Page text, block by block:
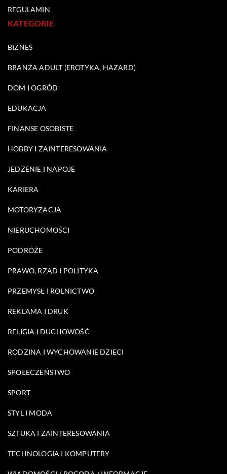
REGULAMIN
KATEGORIE
BIZNES
BRANŻA ADULT (EROTYKA, HAZARD)
DOM I OGRÓD
EDUKACJA
FINANSE OSOBISTE
HOBBY I ZAINTERESOWANIA
JEDZENIE I NAPOJE
KARIERA
MOTORYZACJA
NIERUCHOMOŚCI
PODRÓŻE
PRAWO, RZĄD I POLITYKA
PRZEMYSŁ I ROLNICTWO
REKLAMA I DRUK
RELIGIA I DUCHOWOŚĆ
RODZINA I WYCHOWANIE DZIECI
SPOŁECZEŃSTWO
SPORT
STYL I MODA
SZTUKA I ZAINTERESOWANIA
TECHNOLOGIA I KOMPUTERY